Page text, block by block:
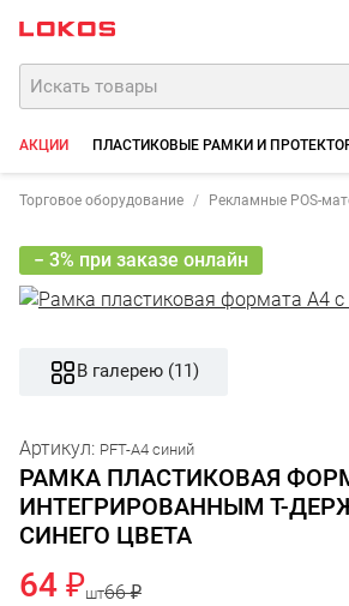
АКЦИИ ПЛАСТИКОВЫЕ РАМКИ И
Торговое оборудование Рекламные POS-
− 3% при заказе онлайн
В галерею (11)
Артикул: PFT-A4 синий
РАМКА ПЛАСТИКОВАЯ
ИНТЕГРИРОВАННЫМ Т-
СИНЕГО ЦВЕТА
64 ₽шт66 ₽